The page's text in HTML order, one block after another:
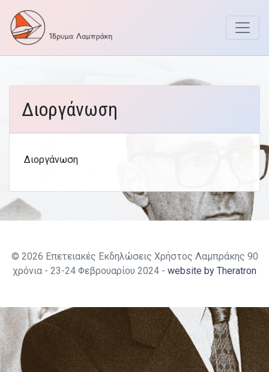
Επετειακές
Διοργάνωση
Διοργάνωση
© 2026 Επετειακές Εκδηλώσεις Χρήστος Λαμπράκης 90
χρόνια - 23-24 Φεβρουαρίου 2024 - website by Theratron